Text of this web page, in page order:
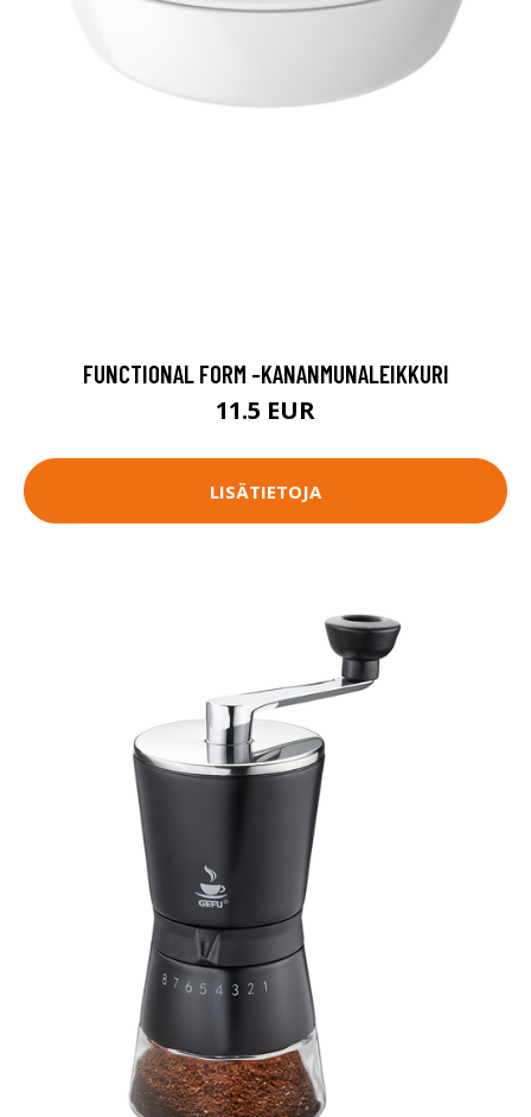
FUNCTIONAL FORM -KANANMUNALEIKKURI
11.5 EUR
LISÄTIETOJA